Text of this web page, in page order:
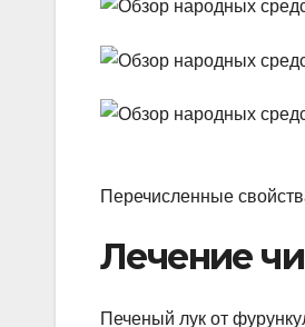
Перечисленные
Лечение
Печеный лук от